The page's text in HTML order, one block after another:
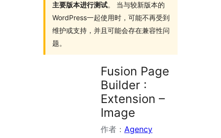
主要版本进行测试。 当与较新版本的
WordPress一起使用时，可能不再受到
维护或支持，并且可能会存在兼容性问
题。
Fusion Page
Builder :
Extension –
Image
作者： Agency